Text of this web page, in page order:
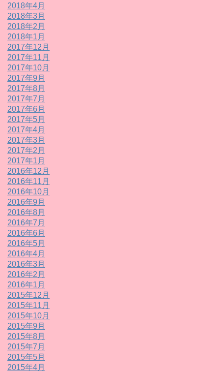
2018年4月
2018年3月
2018年2月
2018年1月
2017年12月
2017年11月
2017年10月
2017年9月
2017年8月
2017年7月
2017年6月
2017年5月
2017年4月
2017年3月
2017年2月
2017年1月
2016年12月
2016年11月
2016年10月
2016年9月
2016年8月
2016年7月
2016年6月
2016年5月
2016年4月
2016年3月
2016年2月
2016年1月
2015年12月
2015年11月
2015年10月
2015年9月
2015年8月
2015年7月
2015年5月
2015年4月